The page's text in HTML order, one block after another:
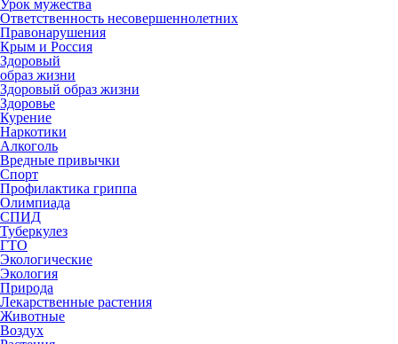
Урок мужества
Ответственность несовершеннолетних
Правонарушения
Крым и Россия
Здоровый
образ жизни
Здоровый образ жизни
Здоровье
Курение
Наркотики
Алкоголь
Вредные привычки
Спорт
Профилактика гриппа
Олимпиада
СПИД
Туберкулез
ГТО
Экологические
Экология
Природа
Лекарственные растения
Животные
Воздух